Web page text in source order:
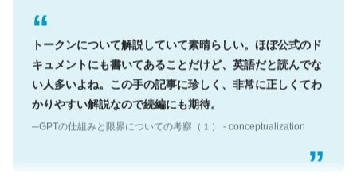
トークンについて解説していて素晴らしい。ほぼ公式のド
キュメントにも書いてあることだけど、英語だと読んでな
い人多いよね。この手の記事に珍しく、非常に正しくてわ
かりやすい解説なので続編にも期待。
─GPTの仕組みと限界についての考察（１） - conceptualization